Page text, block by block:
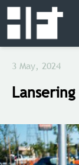
3 May, 2024